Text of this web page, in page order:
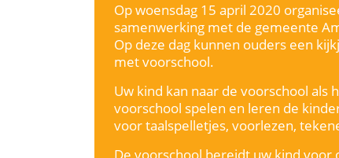
Op woensdag 15 april 2020
samenwerking met de gemeente
Op deze dag kunnen ouders een
met voorschool.
Uw kind kan naar de voorschool als
voorschool spelen en leren de
voor taalspelletjes, voorlezen,